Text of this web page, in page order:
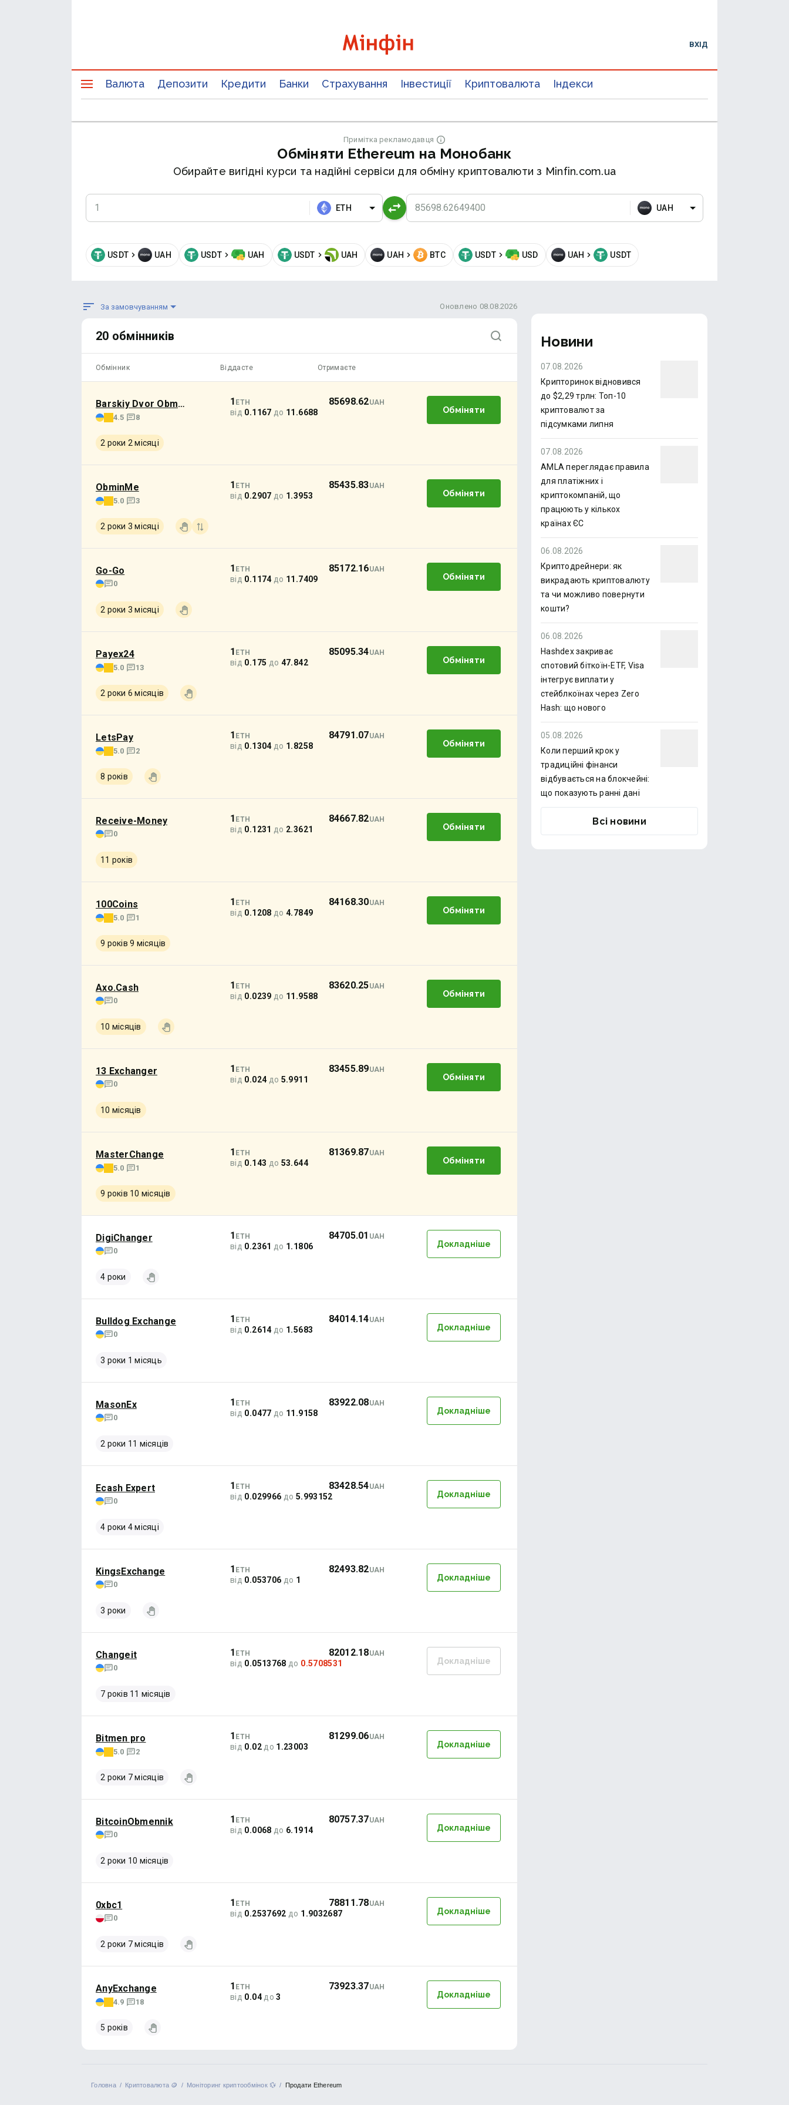
ВХІД
Валюта Депозити Кредити Банки Страхування Інвестиції Криптовалюта Індекси
Примітка рекламодавця
Обміняти Ethereum на Монобанк
Обирайте вигідні курси та надійні сервіси для обміну криптовалюти з Minfin.com.ua
ETH UAH
USDT UAH USDT UAH USDT UAH UAH BTC USDT USD UAH USDT
За замовчуванням Оновлено 08.08.2026
20 обмінників
Обмінник Віддасте Отримаєте
Barskiy Dvor Obmen
4.5 8
1 ETH 85698.62UAH
від 0.1167 до 11.6688
2 роки 2 місяці
Обміняти
ObminMe
5.0 3
1 ETH 85435.83UAH
від 0.2907 до 1.3953
2 роки 3 місяці
Обміняти
Go-Go
0
1 ETH 85172.16UAH
від 0.1174 до 11.7409
2 роки 3 місяці
Обміняти
Payex24
5.0 13
1 ETH 85095.34UAH
від 0.175 до 47.842
2 роки 6 місяців
Обміняти
LetsPay
5.0 2
1 ETH 84791.07UAH
від 0.1304 до 1.8258
8 років
Обміняти
Receive-Money
0
1 ETH 84667.82UAH
від 0.1231 до 2.3621
11 років
Обміняти
100Coins
5.0 1
1 ETH 84168.30UAH
від 0.1208 до4.7849
9 років 9 місяців
Обміняти
Axo.Cash
0
1 ETH 83620.25UAH
від 0.0239 до 11.9588
10 місяців
Обміняти
13 Exchanger
0
1 ETH 83455.89UAH
від 0.024 до 5.9911
10 місяців
Обміняти
MasterChange
5.0 1
1 ETH 81369.87UAH
від 0.143 до 53.644
9 років 10 місяців
Обміняти
DigiChanger
0
1 ETH 84705.01 UAH
від 0.2361 до 1.1806
4 роки
Докладніше
Bulldog Exchange
0
1 ETH 84014.14UAH
від 0.2614 до 1.5683
3 роки 1 місяць
Докладніше
MasonEx
0
1 ETH 83922.08UAH
від 0.0477 до 11.9158
2 роки 11 місяців
Докладніше
Ecash Expert
0
1 ETH 83428.54UAH
від 0.029966 до 5.993152
4 роки 4 місяці
Докладніше
KingsExchange
0
1 ETH 82493.82UAH
від 0.053706 до 1
3 роки
Докладніше
Changeit
0
1 ETH 82012.18UAH
від 0.0513768 до 0.5708531
7 років 11 місяців
Докладніше
Bitmen pro
5.0 2
1 ETH 81299.06UAH
від 0.02до 1.23003
2 роки 7 місяців
Докладніше
BitcoinObmennik
0
1 ETH 80757.37UAH
від 0.0068 до 6.1914
2 роки 10 місяців
Докладніше
0xbc1
0
1 ETH 78811.78UAH
від 0.2537692 до 1.9032687
2 роки 7 місяців
Докладніше
AnyExchange
4.9 18
1 ETH 73923.37UAH
від 0.04до3
5 років
Докладніше
Новини
07.08.2026
Крипторинок відновився
до $2,29 трлн: Топ-10
криптовалют за
підсумками липня
07.08.2026
AMLA переглядає правила
для платіжних і
криптокомпаній, що
працюють у кількох
країнах ЄС
06.08.2026
Криптодрейнери: як
викрадають криптовалюту
та чи можливо повернути
кошти?
06.08.2026
Hashdex закриває
спотовий біткоїн-ETF, Visa
інтегрує виплати у
стейблкоїнах через Zero
Hash: що нового
05.08.2026
Коли перший крок у
традиційні фінанси
відбувається на блокчейні:
що показують ранні дані
Всі новини
Головна Криптовалюта 🪙 Моніторинг криптообмінок 💱 Продати Ethereum